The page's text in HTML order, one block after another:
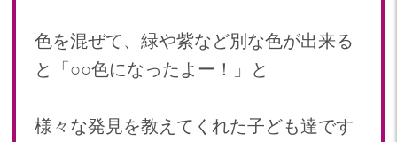
色を混ぜて、緑や紫など別な色が出来る
と「○○色になったよー！」と
様々な発見を教えてくれた子ども達です